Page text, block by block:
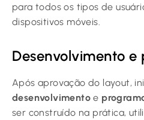
para todos os tipos de
dispositivos móveis.
Desenvolvimento
Após aprovação do layout,
desenvolvimento e
ser construído na prática,